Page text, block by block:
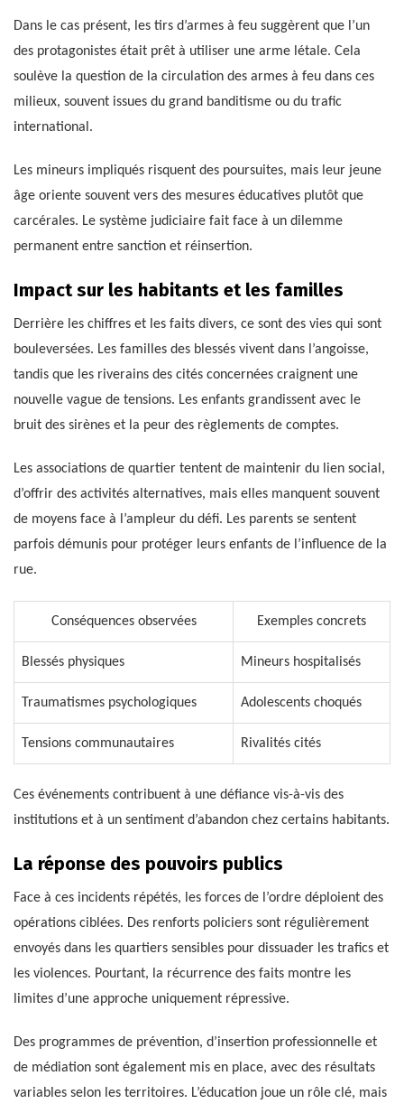
Dans le cas présent, les tirs d’armes à feu suggèrent que l’un
des protagonistes était prêt à utiliser une arme létale. Cela
soulève la question de la circulation des armes à feu dans ces
milieux, souvent issues du grand banditisme ou du trafic
international.
Les mineurs impliqués risquent des poursuites, mais leur jeune
âge oriente souvent vers des mesures éducatives plutôt que
carcérales. Le système judiciaire fait face à un dilemme
permanent entre sanction et réinsertion.
Impact sur les habitants et les familles
Derrière les chiffres et les faits divers, ce sont des vies qui sont
bouleversées. Les familles des blessés vivent dans l’angoisse,
tandis que les riverains des cités concernées craignent une
nouvelle vague de tensions. Les enfants grandissent avec le
bruit des sirènes et la peur des règlements de comptes.
Les associations de quartier tentent de maintenir du lien social,
d’offrir des activités alternatives, mais elles manquent souvent
de moyens face à l’ampleur du défi. Les parents se sentent
parfois démunis pour protéger leurs enfants de l’influence de la
rue.
Conséquences observées Exemples concrets
Blessés physiques Mineurs hospitalisés
Traumatismes psychologiques Adolescents choqués
Tensions communautaires Rivalités cités
Ces événements contribuent à une défiance vis-à-vis des
institutions et à un sentiment d’abandon chez certains habitants.
La réponse des pouvoirs publics
Face à ces incidents répétés, les forces de l’ordre déploient des
opérations ciblées. Des renforts policiers sont régulièrement
envoyés dans les quartiers sensibles pour dissuader les trafics et
les violences. Pourtant, la récurrence des faits montre les
limites d’une approche uniquement répressive.
Des programmes de prévention, d’insertion professionnelle et
de médiation sont également mis en place, avec des résultats
variables selon les territoires. L’éducation joue un rôle clé, mais